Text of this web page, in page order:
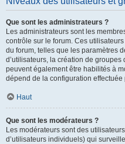
Que sont les administrateurs ?
Les administrateurs sont les
contrôle sur le forum. Ces
du forum, telles que les paramètres
d’utilisateurs, la création de groupes
peuvent également être habilités à
dépend de la configuration
Haut
Que sont les modérateurs ?
Les modérateurs sont des
d’utilisateurs individuels) qui